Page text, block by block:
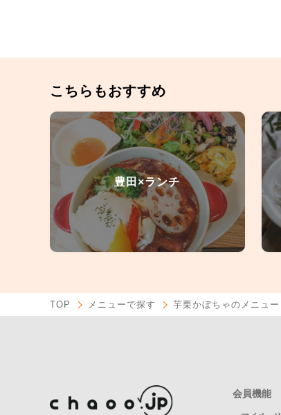
こちらもおすすめ
豊田×ランチ
TOP メニューで探す 芋栗かぼちゃのメニュー
会員機能